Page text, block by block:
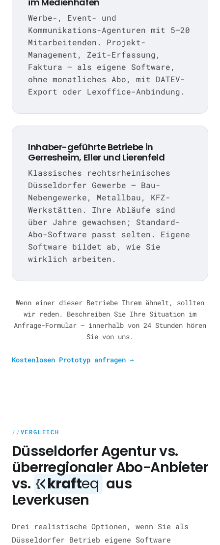
Werbe-, Event- und
Kommunikations-Agenturen mit 5–20
Mitarbeitenden. Projekt-
Management, Zeit-Erfassung,
Faktura — als eigene Software,
ohne monatliches Abo, mit DATEV-
Export oder Lexoffice-Anbindung.
Inhaber-geführte Betriebe in
Gerresheim, Eller und Lierenfeld
Klassisches rechtsrheinisches
Düsseldorfer Gewerbe — Bau-
Nebengewerke, Metallbau, KFZ-
Werkstätten. Ihre Abläufe sind
über Jahre gewachsen; Standard-
Abo-Software passt selten. Eigene
Software bildet ab, wie Sie
wirklich arbeiten.
Wenn einer dieser Betriebe Ihrem ähnelt, sollten
wir reden. Beschreiben Sie Ihre Situation im
Anfrage-Formular — innerhalb von 24 Stunden hören
Sie von uns.
Kostenlosen Prototyp anfragen →
VERGLEICH
Düsseldorfer Agentur vs.
überregionaler Abo-Anbieter
vs.
krafteq aus
Leverkusen
Drei realistische Optionen, wenn Sie als
Düsseldorfer Betrieb eigene Software